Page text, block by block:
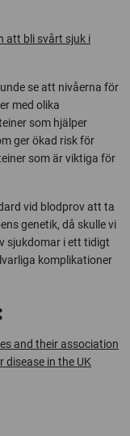
att bli svårt sjuk i
se att nivåerna för
med olika
som hjälper
ger ökad risk för
som är viktiga för
vid blodprov att ta
genetik, då skulle vi
sjukdomar i ett tidigt
komplikationer
and their association
in the UK